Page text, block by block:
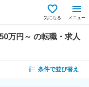
気になる メニュー
万円～ の転職・求人
条件で並び替え